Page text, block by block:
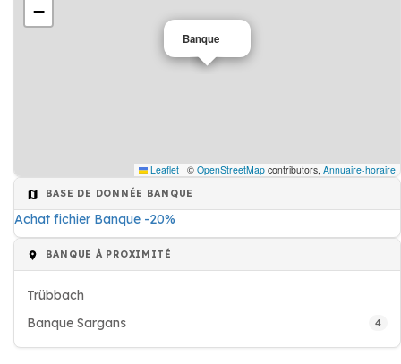
Banque
−
Leaflet | © OpenStreetMap contributors, Annuaire-horaire
BASE DE DONNÉE BANQUE
Achat fichier Banque -20%
BANQUE À PROXIMITÉ
Trübbach
Banque Sargans
4